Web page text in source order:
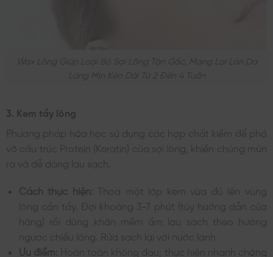
Wax Lông Giúp Loại Bỏ Sợi Lông Tận Gốc, Mang Lại Làn Da
Láng Mịn Kéo Dài Từ 2 Đến 4 Tuần
3. Kem tẩy lông
Phương pháp hóa học sử dụng các hợp chất kiềm để phá
vỡ cấu trúc Protein (Keratin) của sợi lông, khiến chúng mủn
ra và dễ dàng lau sạch.
Cách thực hiện: Thoa một lớp kem vừa đủ lên vùng
lông cần tẩy. Đợi khoảng 3-7 phút (tùy hướng dẫn của
hãng) rồi dùng khăn mềm ẩm lau sạch theo hướng
ngược chiều lông. Rửa sạch lại với nước lạnh.
Ưu điểm: Hoàn toàn không đau; thực hiện nhanh chóng